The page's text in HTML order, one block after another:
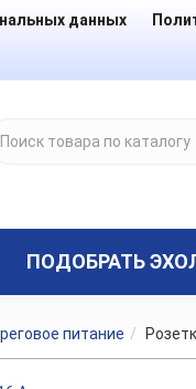
данных
ПОДОБРАТЬ
питание